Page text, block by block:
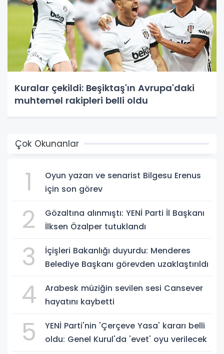
Kuralar çekildi: Beşiktaş'ın Avrupa'daki
muhtemel rakipleri belli oldu
Çok Okunanlar
1
Oyun yazarı ve senarist Bilgesu Erenus
için son görev
2
Gözaltına alınmıştı: YENİ Parti İl Başkanı
İlksen Özalper tutuklandı
3
İçişleri Bakanlığı duyurdu: Menderes
Belediye Başkanı görevden uzaklaştırıldı
4
Arabesk müziğin sevilen sesi Cansever
hayatını kaybetti
5
YENİ Parti'nin 'Çerçeve Yasa' kararı belli
oldu: Genel Kurul'da 'evet' oyu verilecek